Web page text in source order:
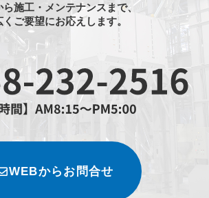
ら施工・メンテナンスまで、
くご要望にお応えします。
WEBからお問合せ